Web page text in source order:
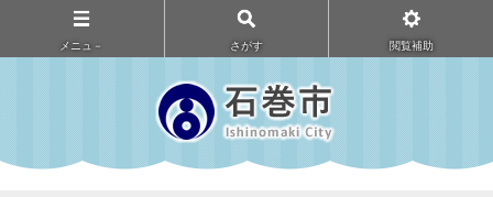
メニュ－ さがす 閲覧補助